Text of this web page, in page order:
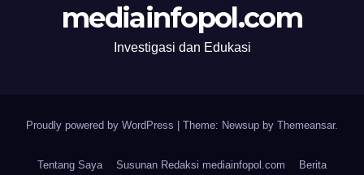
mediainfopol.com
Investigasi dan Edukasi
Proudly powered by WordPress Theme: Newsup by Themeansar.
Tentang Saya Susunan Redaksi mediainfopol.com Berita